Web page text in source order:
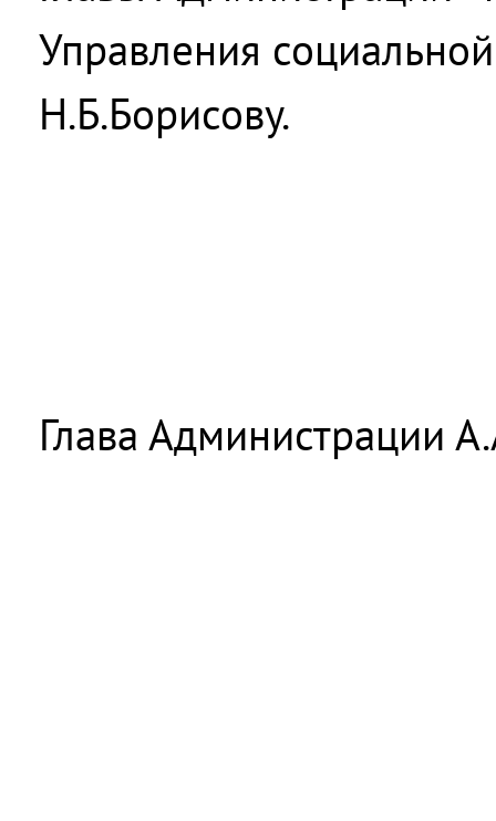
Управления
Н.Б.Борисову.
Глава Администрации